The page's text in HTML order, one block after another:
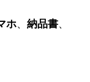
ホ、納品書、